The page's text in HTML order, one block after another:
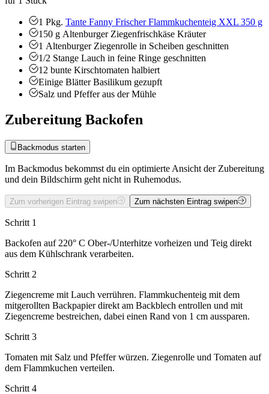
1 Pkg. Tante Fanny Frischer Flammkuchenteig XXL 350 g
150 g Altenburger Ziegenfrischkäse Kräuter
1 Altenburger Ziegenrolle in Scheiben geschnitten
1/2 Stange Lauch in feine Ringe geschnitten
12 bunte Kirschtomaten halbiert
Einige Blätter Basilikum gezupft
Salz und Pfeffer aus der Mühle
Zubereitung Backofen
Backmodus starten
Im Backmodus bekommst du ein optimierte Ansicht der Zubereitung
und dein Bildschirm geht nicht in Ruhemodus.
Zum vorherigen Eintrag swipen Zum nächsten Eintrag swipen
Schritt 1
Backofen auf 220° C Ober-/Unterhitze vorheizen und Teig direkt
aus dem Kühlschrank verarbeiten.
Schritt 2
Ziegencreme mit Lauch verrühren. Flammkuchenteig mit dem
mitgerollten Backpapier direkt am Backblech entrollen und mit
Ziegencreme bestreichen, dabei einen Rand von 1 cm aussparen.
Schritt 3
Tomaten mit Salz und Pfeffer würzen. Ziegenrolle und Tomaten auf
dem Flammkuchen verteilen.
Schritt 4